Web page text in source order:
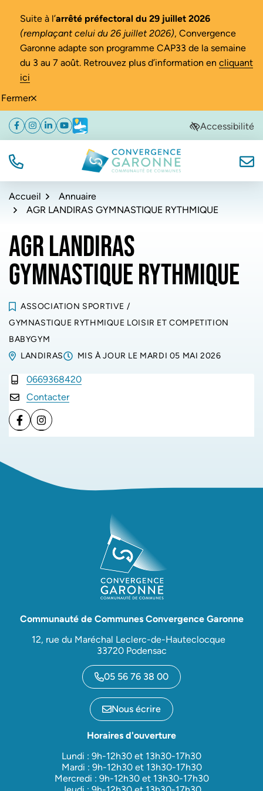
Fermer
Suite à l’arrêté préfectoral du 29 juillet 2026
(remplaçant celui du 26 juillet 2026), Convergence
Garonne adapte son programme CAP33 de la semaine
du 3 au 7 août. Retrouvez plus d’information en cliquant
ici
Aller
navigation
Aller
au
Aller
au
de
Facebook
(ouverture dans un nouvel onglet)
Instagram
(ouverture dans un nouvel onglet)
Linkedin
(ouverture dans un nouvel onglet)
YouTube
(ouverture dans un nouvel onglet)
Météo
(ouverture dans un nouvel onglet)Accessibilité
TÉL. Convergence Garonne
Accueil
Annuaire
AGR LANDIRAS GYMNASTIQUE RYTHMIQUE
AGR LANDIRAS
GYMNASTIQUE RYTHMIQUE
ASSOCIATION SPORTIVE /
GYMNASTIQUE RYTHMIQUE LOISIR ET COMPETITION
BABYGYM
LANDIRAS
MIS À JOUR LE MARDI 05 MAI 2026
INFOS UTILES
0669368420
Contacter
FacebookInstagram
Communauté de Communes Convergence Garonne
12, rue du Maréchal Leclerc-de-Hauteclocque
33720 Podensac
05 56 76 38 00
Nous écrire
Horaires d'ouverture
Lundi : 9h-12h30 et 13h30-17h30
Mardi : 9h-12h30 et 13h30-17h30
Mercredi : 9h-12h30 et 13h30-17h30